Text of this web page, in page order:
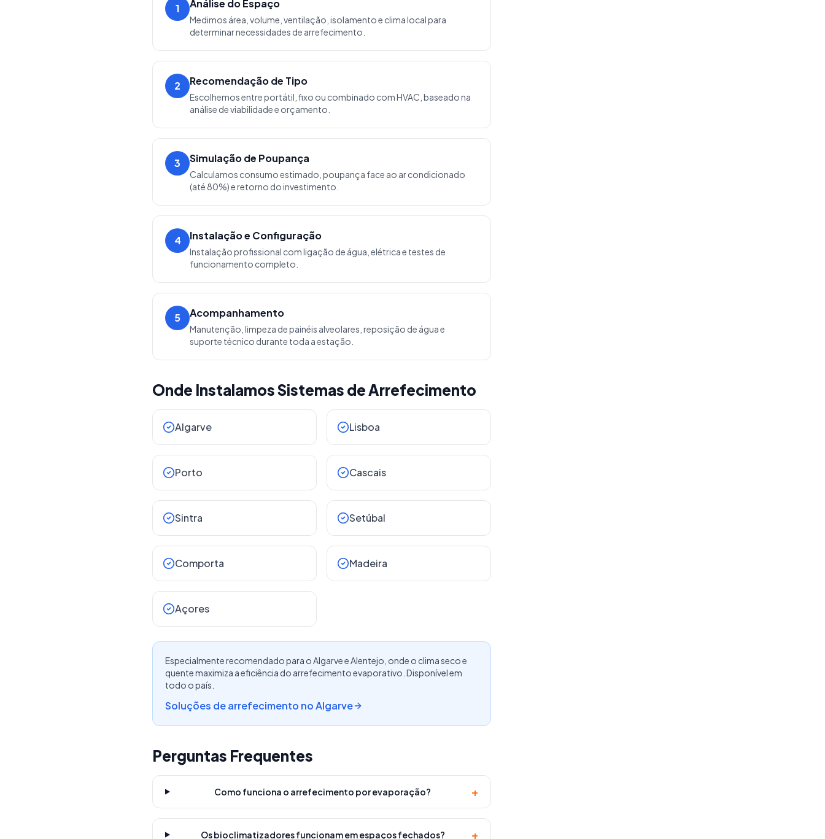
1 Análise do Espaço
Medimos área, volume, ventilação, isolamento e clima local para
determinar necessidades de arrefecimento.
2 Recomendação de Tipo
Escolhemos entre portátil, fixo ou combinado com HVAC, baseado na
análise de viabilidade e orçamento.
3 Simulação de Poupança
Calculamos consumo estimado, poupança face ao ar condicionado
(até 80%) e retorno do investimento.
4 Instalação e Configuração
Instalação profissional com ligação de água, elétrica e testes de
funcionamento completo.
5 Acompanhamento
Manutenção, limpeza de painéis alveolares, reposição de água e
suporte técnico durante toda a estação.
Onde Instalamos Sistemas de Arrefecimento
Algarve Lisboa
Porto Cascais
Sintra Setúbal
Comporta Madeira
Açores
Especialmente recomendado para o Algarve e Alentejo, onde o clima seco e
quente maximiza a eficiência do arrefecimento evaporativo. Disponível em
todo o país.
Soluções de arrefecimento no Algarve
Perguntas Frequentes
Como funciona o arrefecimento por evaporação? +
Os bioclimatizadores funcionam em espaços fechados? +